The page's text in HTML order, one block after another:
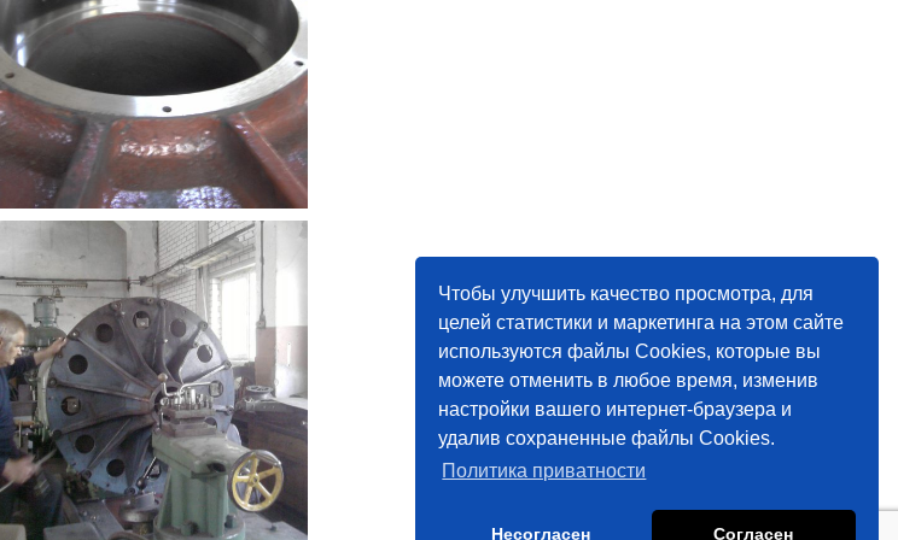
Чтобы улучшить качество просмотра, для
целей статистики и маркетинга на этом сайте
используются файлы Cookies, которые вы
можете отменить в любое время, изменив
настройки вашего интернет-браузера и
удалив сохраненные файлы Cookies.
Политика приватности
Несогласен Согласен